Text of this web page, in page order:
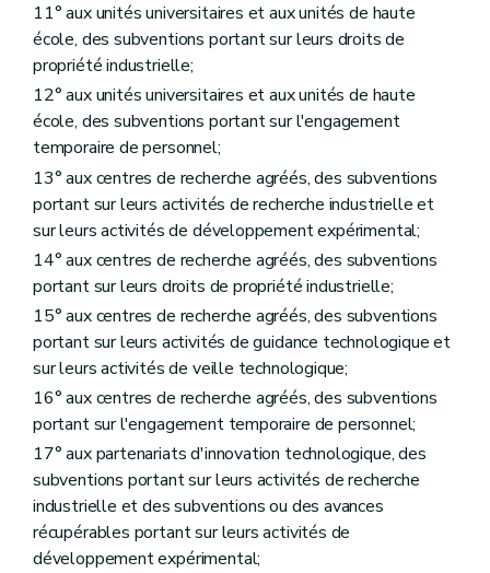
11° aux unités universitaires et aux unités de haute
école, des subventions portant sur leurs droits de
propriété industrielle;
12° aux unités universitaires et aux unités de haute
école, des subventions portant sur l'engagement
temporaire de personnel;
13° aux centres de recherche agréés, des subventions
portant sur leurs activités de recherche industrielle et
sur leurs activités de développement expérimental;
14° aux centres de recherche agréés, des subventions
portant sur leurs droits de propriété industrielle;
15° aux centres de recherche agréés, des subventions
portant sur leurs activités de guidance technologique et
sur leurs activités de veille technologique;
16° aux centres de recherche agréés, des subventions
portant sur l'engagement temporaire de personnel;
17° aux partenariats d'innovation technologique, des
subventions portant sur leurs activités de recherche
industrielle et des subventions ou des avances
récupérables portant sur leurs activités de
développement expérimental;